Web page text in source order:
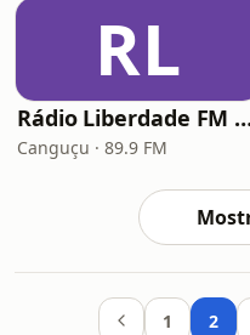
RL
Rádio
Canguçu · 89.9 FM
1 2